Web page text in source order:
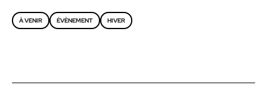
À VENIR ÉVÈNEMENT HIVER